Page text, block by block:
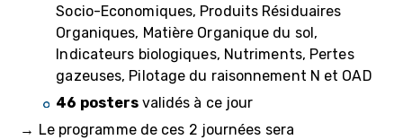
Socio-Economiques, Produits Résiduaires
Organiques, Matière Organique du sol,
Indicateurs biologiques, Nutriments, Pertes
gazeuses, Pilotage du raisonnement N et OAD
46 posters validés à ce jour
→ Le programme de ces 2 journées sera